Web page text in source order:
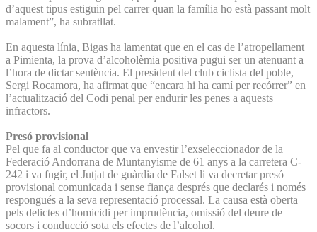
d’aquest tipus estiguin pel carrer quan la família ho està passant molt
malament”, ha subratllat.
En aquesta línia, Bigas ha lamentat que en el cas de l’atropellament
a Pimienta, la prova d’alcoholèmia positiva pugui ser un atenuant a
l’hora de dictar sentència. El president del club ciclista del poble,
Sergi Rocamora, ha afirmat que “encara hi ha camí per recórrer” en
l’actualització del Codi penal per endurir les penes a aquests
infractors.
Presó provisional
Pel que fa al conductor que va envestir l’exseleccionador de la
Federació Andorrana de Muntanyisme de 61 anys a la carretera C-
242 i va fugir, el Jutjat de guàrdia de Falset li va decretar presó
provisional comunicada i sense fiança després que declarés i només
respongués a la seva representació processal. La causa està oberta
pels delictes d’homicidi per imprudència, omissió del deure de
socors i conducció sota els efectes de l’alcohol.